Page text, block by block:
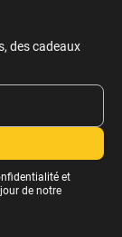
des cadeaux
et
de notre